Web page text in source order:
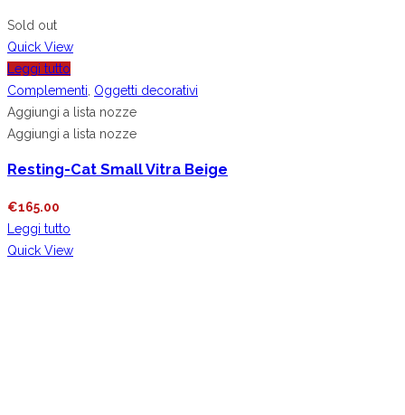
Sold out
Quick View
Leggi tutto
Complementi Oggetti decorativi
Aggiungi a lista nozze
Aggiungi a lista nozze
Resting-Cat Small Vitra Beige
€165.00
Leggi tutto
Quick View